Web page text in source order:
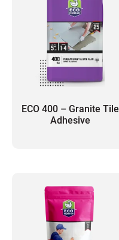
ECO 400 – Granite Tile
Adhesive